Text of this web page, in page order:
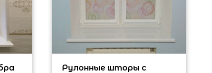
Рулонные шторы с